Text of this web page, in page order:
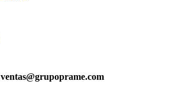
ventas@grupoprame.com